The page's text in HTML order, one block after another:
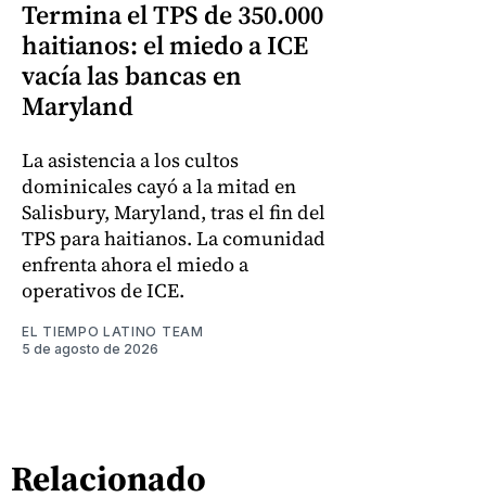
Termina el TPS de 350.000
haitianos: el miedo a ICE
vacía las bancas en
Maryland
La asistencia a los cultos
dominicales cayó a la mitad en
Salisbury, Maryland, tras el fin del
TPS para haitianos. La comunidad
enfrenta ahora el miedo a
operativos de ICE.
EL TIEMPO LATINO TEAM
5 de agosto de 2026
Relacionado